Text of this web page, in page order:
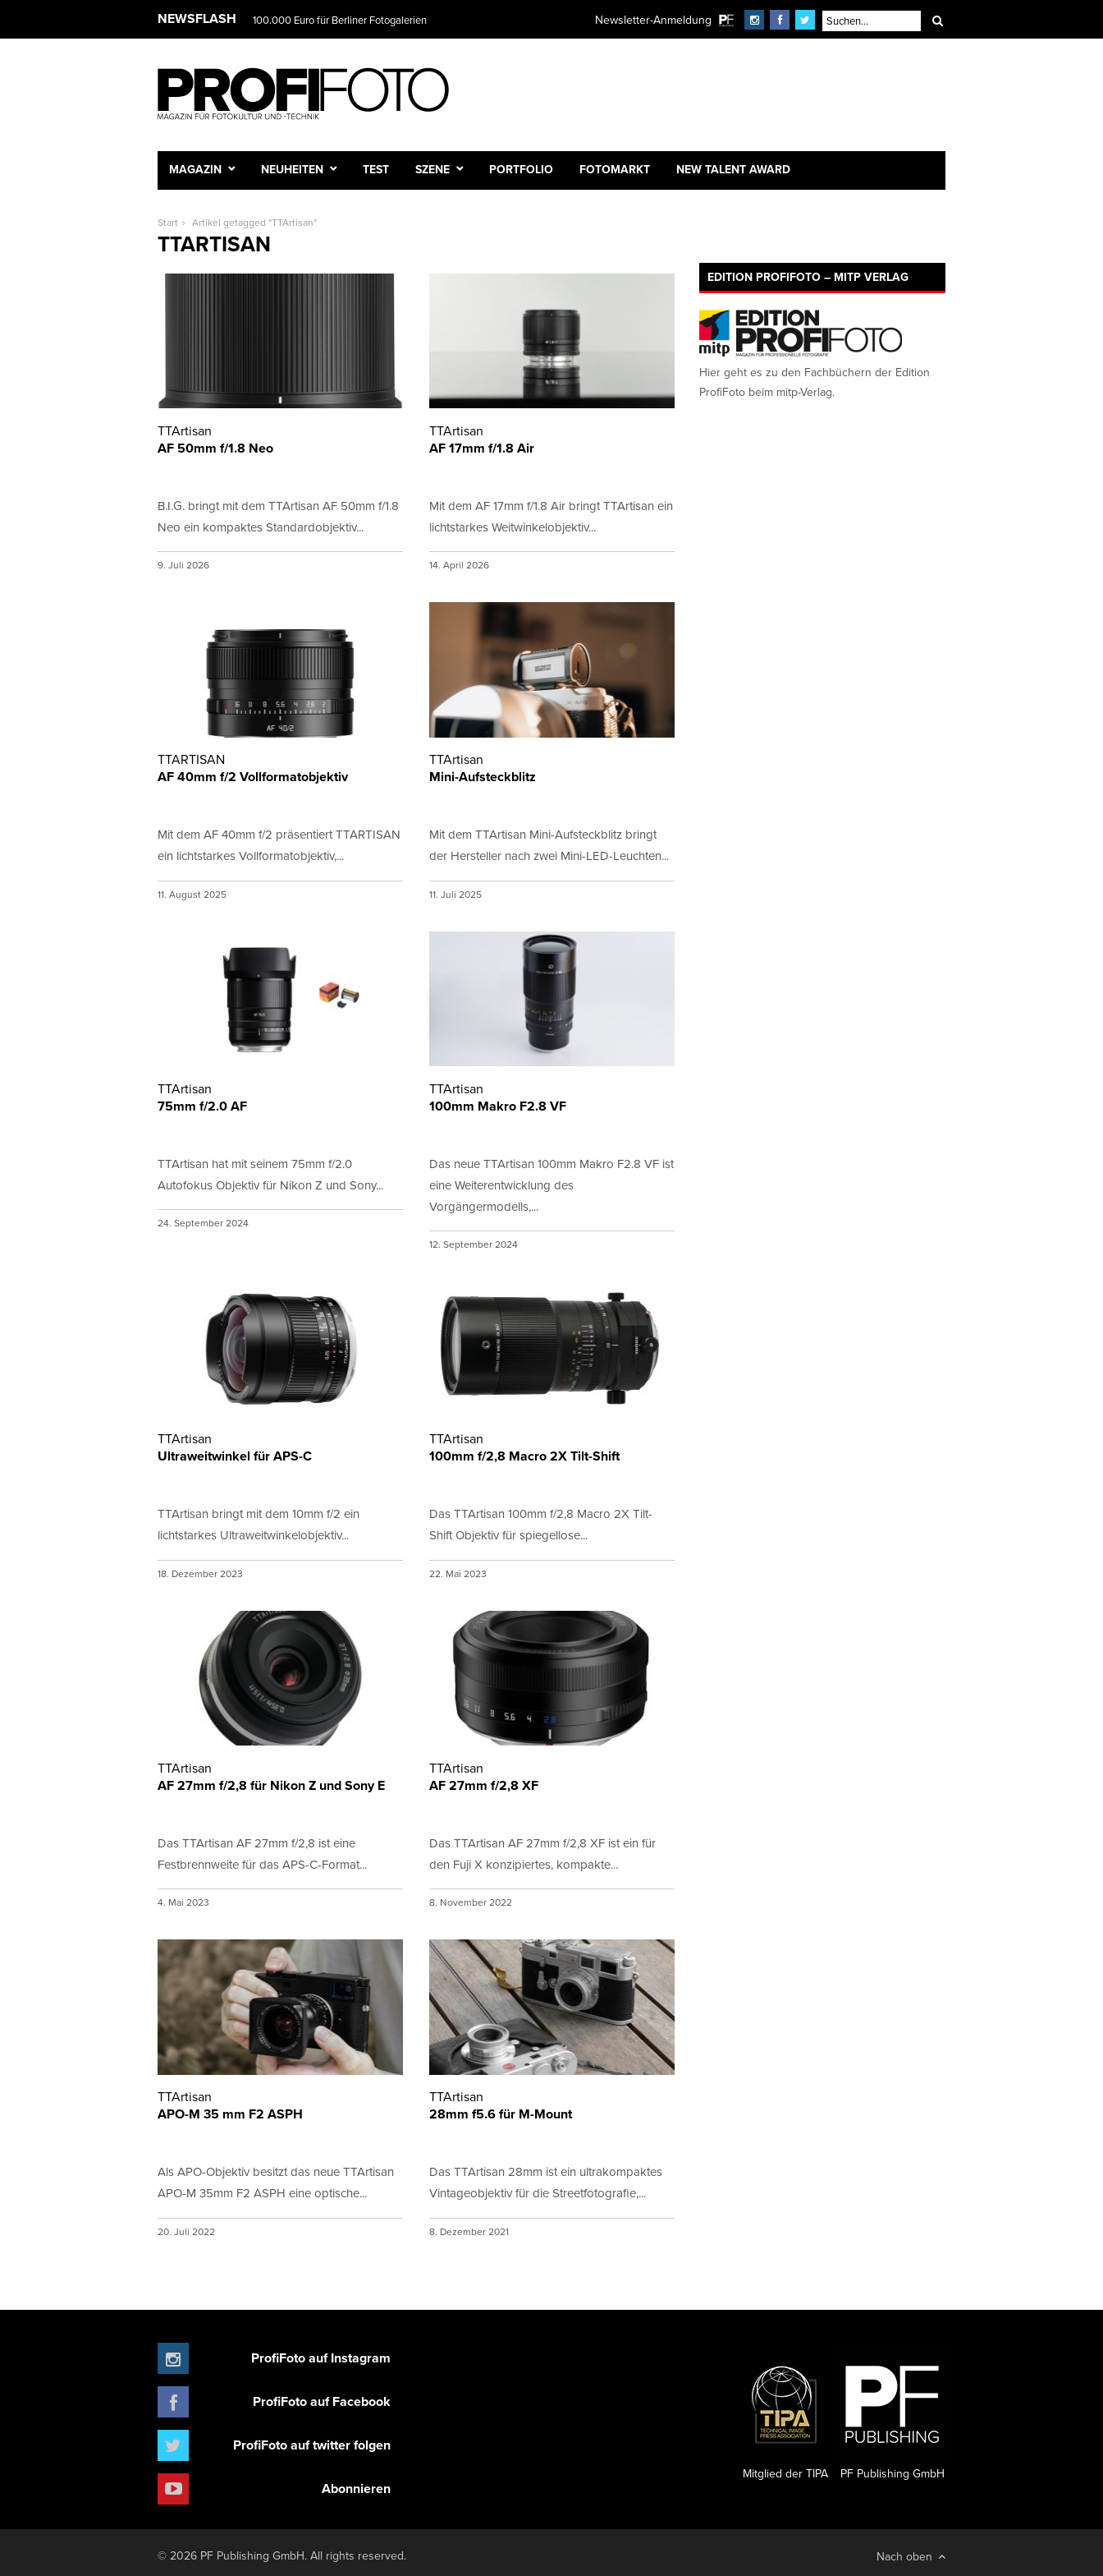
NEWSFLASH 100.000 Euro für Berliner Fotogalerien Newsletter-Anmeldung
MAGAZIN NEUHEITEN TEST SZENE PORTFOLIO FOTOMARKT NEW TALENT AWARD
Start Artikel getagged "TTArtisan"
TTARTISAN
TTArtisan
AF 50mm f/1.8 Neo
B.I.G. bringt mit dem TTArtisan AF 50mm f/1.8
Neo ein kompaktes Standardobjektiv...
9. Juli 2026
TTArtisan
AF 17mm f/1.8 Air
Mit dem AF 17mm f/1.8 Air bringt TTArtisan ein
lichtstarkes Weitwinkelobjektiv...
14. April 2026
TTARTISAN
AF 40mm f/2 Vollformatobjektiv
Mit dem AF 40mm f/2 präsentiert TTARTISAN
ein lichtstarkes Vollformatobjektiv,...
11. August 2025
TTArtisan
Mini-Aufsteckblitz
Mit dem TTArtisan Mini-Aufsteckblitz bringt
der Hersteller nach zwei Mini-LED-Leuchten...
11. Juli 2025
TTArtisan
75mm f/2.0 AF
TTArtisan hat mit seinem 75mm f/2.0
Autofokus Objektiv für Nikon Z und Sony...
24. September 2024
TTArtisan
100mm Makro F2.8 VF
Das neue TTArtisan 100mm Makro F2.8 VF ist
eine Weiterentwicklung des
Vorgängermodells,...
12. September 2024
TTArtisan
Ultraweitwinkel für APS-C
TTArtisan bringt mit dem 10mm f/2 ein
lichtstarkes Ultraweitwinkelobjektiv...
18. Dezember 2023
TTArtisan
100mm f/2,8 Macro 2X Tilt-Shift
Das TTArtisan 100mm f/2,8 Macro 2X Tilt-
Shift Objektiv für spiegellose...
22. Mai 2023
TTArtisan
AF 27mm f/2,8 für Nikon Z und Sony E
Das TTArtisan AF 27mm f/2,8 ist eine
Festbrennweite für das APS-C-Format...
4. Mai 2023
TTArtisan
AF 27mm f/2,8 XF
Das TTArtisan AF 27mm f/2,8 XF ist ein für
den Fuji X konzipiertes, kompakte...
8. November 2022
TTArtisan
APO-M 35 mm F2 ASPH
Als APO-Objektiv besitzt das neue TTArtisan
APO-M 35mm F2 ASPH eine optische...
20. Juli 2022
TTArtisan
28mm f5.6 für M-Mount
Das TTArtisan 28mm ist ein ultrakompaktes
Vintageobjektiv für die Streetfotografie,...
8. Dezember 2021
EDITION PROFIFOTO – MITP VERLAG
Hier geht es zu den Fachbüchern der Edition
ProfiFoto beim mitp-Verlag.
ProfiFoto auf Instagram
ProfiFoto auf Facebook
ProfiFoto auf twitter folgen
Abonnieren
PF Publishing GmbH
Mitglied der TIPA
© 2026 PF Publishing GmbH. All rights reserved.
Nach oben